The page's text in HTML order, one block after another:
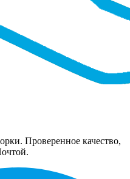
Проверенное качество,